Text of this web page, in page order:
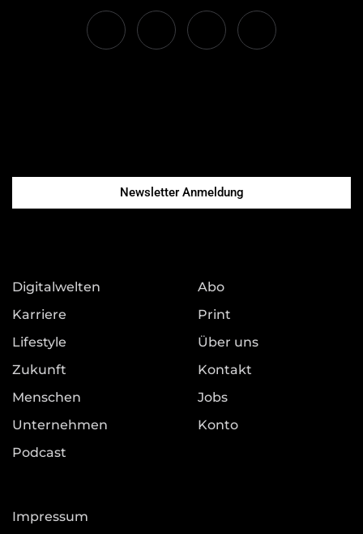
Newsletter Anmeldung
Digitalwelten
Karriere
Lifestyle
Zukunft
Menschen
Unternehmen
Podcast
Abo
Print
Über uns
Kontakt
Jobs
Konto
Impressum